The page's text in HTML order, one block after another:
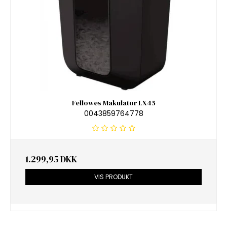
Fellowes Makulator LX45
0043859764778
1.299,95 DKK
VIS PRODUKT